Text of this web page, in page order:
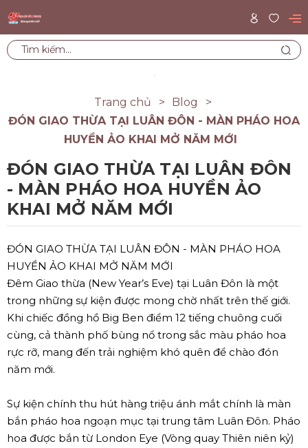
Trang chủ
Blog
ĐÓN GIAO THỪA TẠI LUÂN ĐÔN - MÀN PHÁO HOA
HUYỀN ẢO KHAI MỞ NĂM MỚI
ĐÓN GIAO THỪA TẠI LUÂN ĐÔN
- MÀN PHÁO HOA HUYỀN ẢO
KHAI MỞ NĂM MỚI
ĐÓN GIAO THỪA TẠI LUÂN ĐÔN - MÀN PHÁO HOA
HUYỀN ẢO KHAI MỞ NĂM MỚI
Đêm Giao thừa (New Year’s Eve) tại Luân Đôn là một
trong những sự kiện được mong chờ nhất trên thế giới.
Khi chiếc đồng hồ Big Ben điểm 12 tiếng chuông cuối
cùng, cả thành phố bùng nổ trong sắc màu pháo hoa
rực rỡ, mang đến trải nghiệm khó quên để chào đón
năm mới.
Sự kiện chính thu hút hàng triệu ánh mắt chính là màn
bắn pháo hoa ngoạn mục tại trung tâm Luân Đôn. Pháo
hoa được bắn từ London Eye (Vòng quay Thiên niên kỷ)